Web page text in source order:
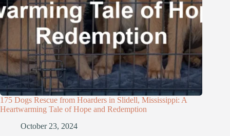
175 Dogs Rescue from Hoarders in Slidell, Mississippi: A
Heartwarming Tale of Hope and Redemption
October 23, 2024